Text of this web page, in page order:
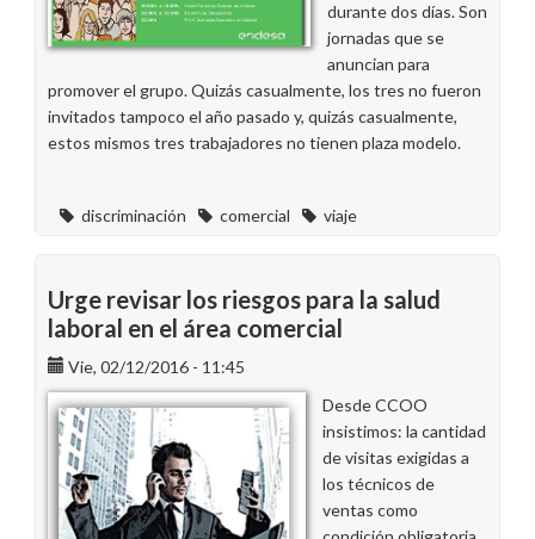
durante dos días. Son
jornadas que se
anuncian para
promover el grupo. Quizás casualmente, los tres no fueron
invitados tampoco el año pasado y, quizás casualmente,
estos mismos tres trabajadores no tienen plaza modelo.
discriminación comercial viaje
Urge revisar los riesgos para la salud
laboral en el área comercial
Vie, 02/12/2016 - 11:45
Desde CCOO
insistimos: la cantidad
de visitas exigidas a
los técnicos de
ventas como